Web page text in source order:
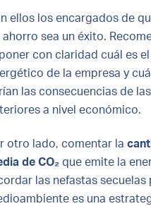
ellos los encargados de
ahorro sea un éxito.
con claridad cuál es
de la empresa y
las consecuencias de
a nivel económico.
otro lado, comentar la
de CO₂ que emite la
las nefastas secuelas
es una